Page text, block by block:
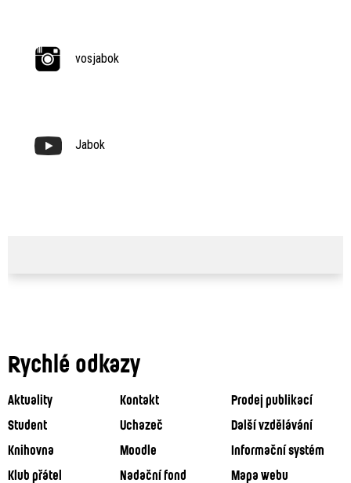
vosjabok
Jabok
Rychlé odkazy
Aktuality Kontakt
Prodej publikací
Student
Uchazeč
Další vzdělávání
Knihovna
Moodle
Informační systém
Klub přátel
Nadační fond Mapa webu